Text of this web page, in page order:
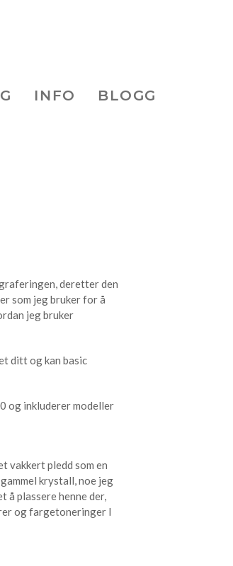
INFO BLOGG
deretter den
som jeg bruker for å
jeg bruker
ditt og kan basic
og inkluderer modeller
vakkert pledd som en
krystall, noe jeg
å plassere henne der,
og fargetoneringer I